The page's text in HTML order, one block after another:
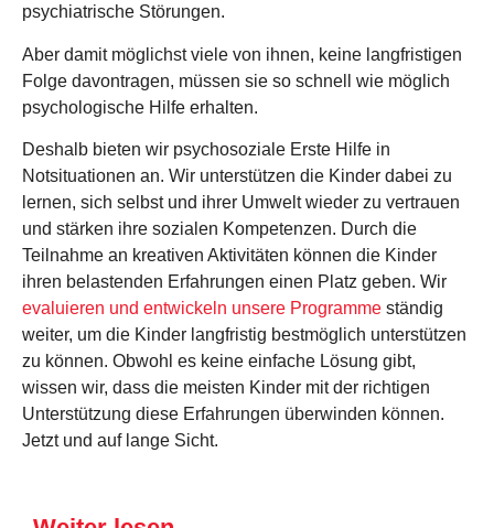
psychiatrische Störungen.
Aber damit möglichst viele von ihnen, keine langfristigen
Folge davontragen, müssen sie so schnell wie möglich
psychologische Hilfe erhalten.
Deshalb bieten wir psychosoziale Erste Hilfe in
Notsituationen an. Wir unterstützen die Kinder dabei zu
lernen, sich selbst und ihrer Umwelt wieder zu vertrauen
und stärken ihre sozialen Kompetenzen. Durch die
Teilnahme an kreativen Aktivitäten können die Kinder
ihren belastenden Erfahrungen einen Platz geben. Wir
evaluieren und entwickeln unsere Programme ständig
weiter, um die Kinder langfristig bestmöglich unterstützen
zu können. Obwohl es keine einfache Lösung gibt,
wissen wir, dass die meisten Kinder mit der richtigen
Unterstützung diese Erfahrungen überwinden können.
Jetzt und auf lange Sicht.